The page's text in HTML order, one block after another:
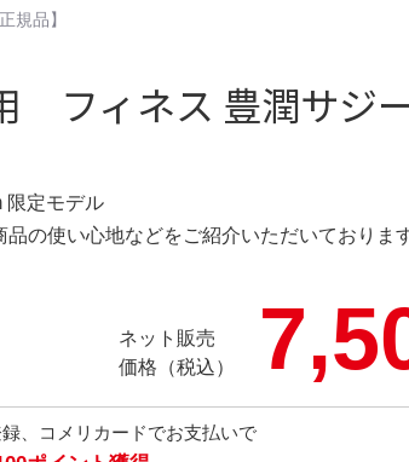
規品】
フィネス 豊潤サジ
限定モデル
の使い心地などをご紹介いただいておりま
ネット販売
価格（税込）
、コメリカードでお支払いで